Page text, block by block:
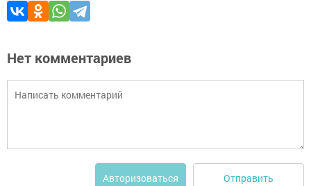
Нет комментариев
Авторизоваться Отправить